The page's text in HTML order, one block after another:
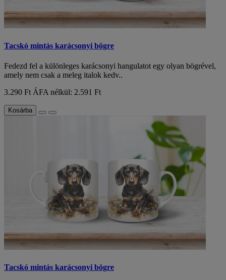
Tacskó mintás karácsonyi bögre
Fedezd fel a különleges karácsonyi hangulatot egy olyan bögrével,
amely nem csak a meleg italok kedv..
3.290 Ft ÁFA nélkül: 2.591 Ft
Kosárba
Tacskó mintás karácsonyi bögre